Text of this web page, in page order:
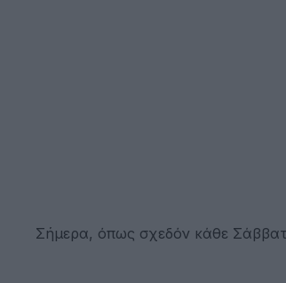
Σήμερα, όπως σχεδόν κάθε